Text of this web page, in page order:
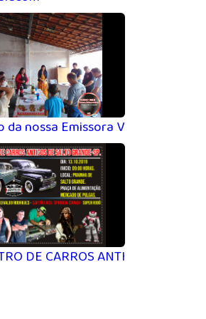
da nossa Emissora Via Internet
DE CARROS ANTIGOS 2019